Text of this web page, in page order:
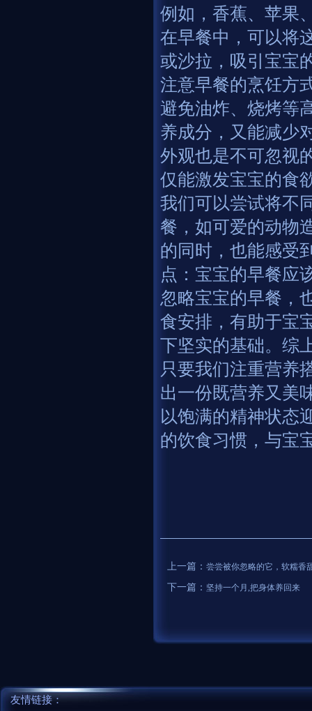
例如，香蕉、苹果
在早餐中，可以将
或沙拉，吸引宝宝
注意早餐的烹饪方
避免油炸、烧烤等
养成分，又能减少
外观也是不可忽视
仅能激发宝宝的食
我们可以尝试将不
餐，如可爱的动物
的同时，也能感受
点：宝宝的早餐应
忽略宝宝的早餐，
食安排，有助于宝
下坚实的基础。综
只要我们注重营养
出一份既营养又美
以饱满的精神状态
的饮食习惯，与宝
上一篇： 尝尝被你忽略的它，软糯香
下一篇： 坚持一个月,把身体养回来
友情链接：